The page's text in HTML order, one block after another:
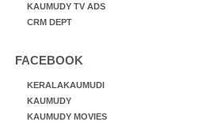
KAUMUDY TV ADS
CRM DEPT
FACEBOOK
KERALAKAUMUDI
KAUMUDY
KAUMUDY MOVIES